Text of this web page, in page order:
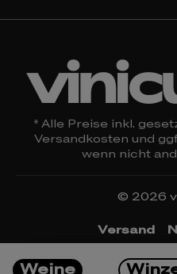
Weine
* Alle Preise inkl.
Versandkosten und
wenn nicht
© 2026
Versand
Öffnungszeiten &